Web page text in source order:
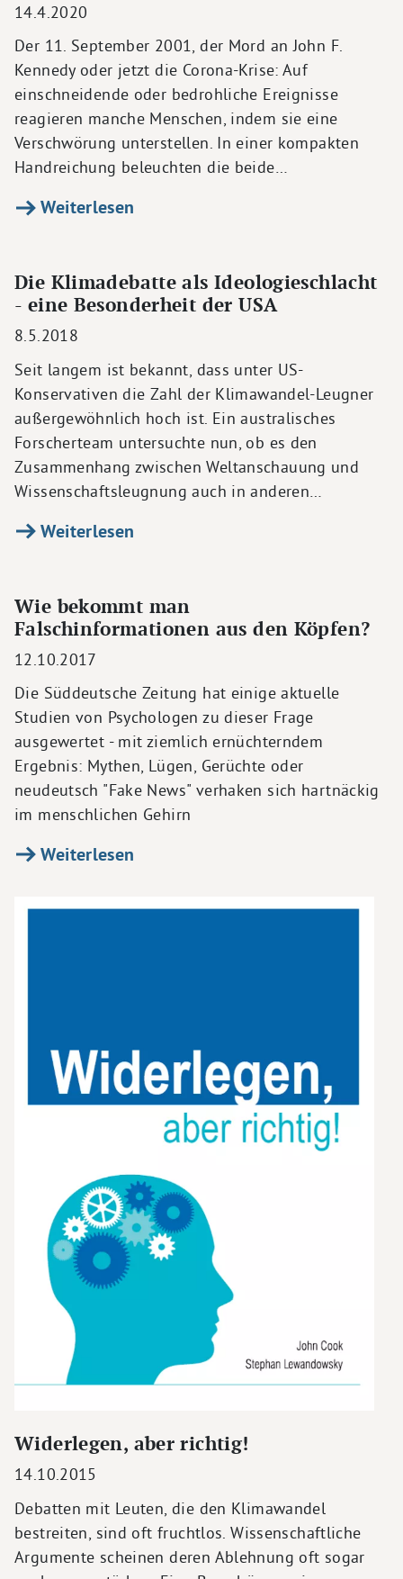
14.4.2020
Der 11. September 2001, der Mord an John F.
Kennedy oder jetzt die Corona-Krise: Auf
einschneidende oder bedrohliche Ereignisse
reagieren manche Menschen, indem sie eine
Verschwörung unterstellen. In einer kompakten
Handreichung beleuchten die beide…
Weiterlesen
Die Klimadebatte als Ideologieschlacht
- eine Besonderheit der USA
8.5.2018
Seit langem ist bekannt, dass unter US-
Konservativen die Zahl der Klimawandel-Leugner
außergewöhnlich hoch ist. Ein australisches
Forscherteam untersuchte nun, ob es den
Zusammenhang zwischen Weltanschauung und
Wissenschaftsleugnung auch in anderen…
Weiterlesen
Wie bekommt man
Falschinformationen aus den Köpfen?
12.10.2017
Die Süddeutsche Zeitung hat einige aktuelle
Studien von Psychologen zu dieser Frage
ausgewertet - mit ziemlich ernüchterndem
Ergebnis: Mythen, Lügen, Gerüchte oder
neudeutsch "Fake News" verhaken sich hartnäckig
im menschlichen Gehirn
Weiterlesen
Widerlegen, aber richtig!
14.10.2015
Debatten mit Leuten, die den Klimawandel
bestreiten, sind oft fruchtlos. Wissenschaftliche
Argumente scheinen deren Ablehnung oft sogar